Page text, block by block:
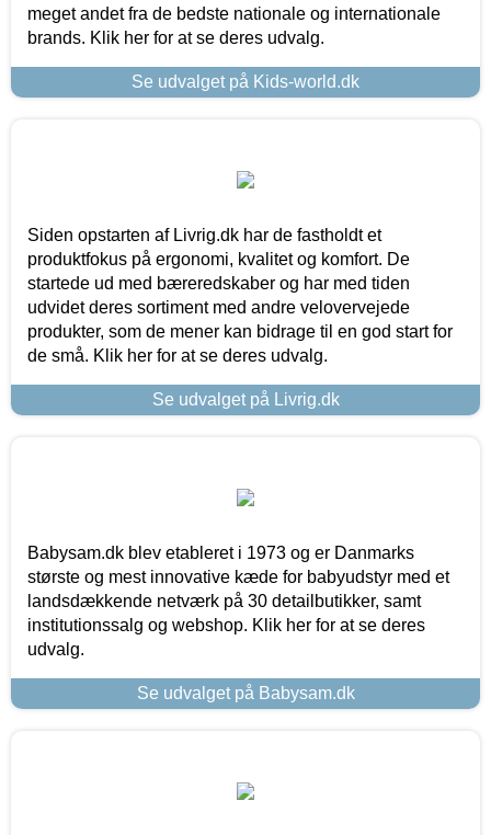
meget andet fra de bedste nationale og internationale
brands. Klik her for at se deres udvalg.
Se udvalget på Kids-world.dk
Siden opstarten af Livrig.dk har de fastholdt et
produktfokus på ergonomi, kvalitet og komfort. De
startede ud med bæreredskaber og har med tiden
udvidet deres sortiment med andre velovervejede
produkter, som de mener kan bidrage til en god start for
de små. Klik her for at se deres udvalg.
Se udvalget på Livrig.dk
Babysam.dk blev etableret i 1973 og er Danmarks
største og mest innovative kæde for babyudstyr med et
landsdækkende netværk på 30 detailbutikker, samt
institutionssalg og webshop. Klik her for at se deres
udvalg.
Se udvalget på Babysam.dk